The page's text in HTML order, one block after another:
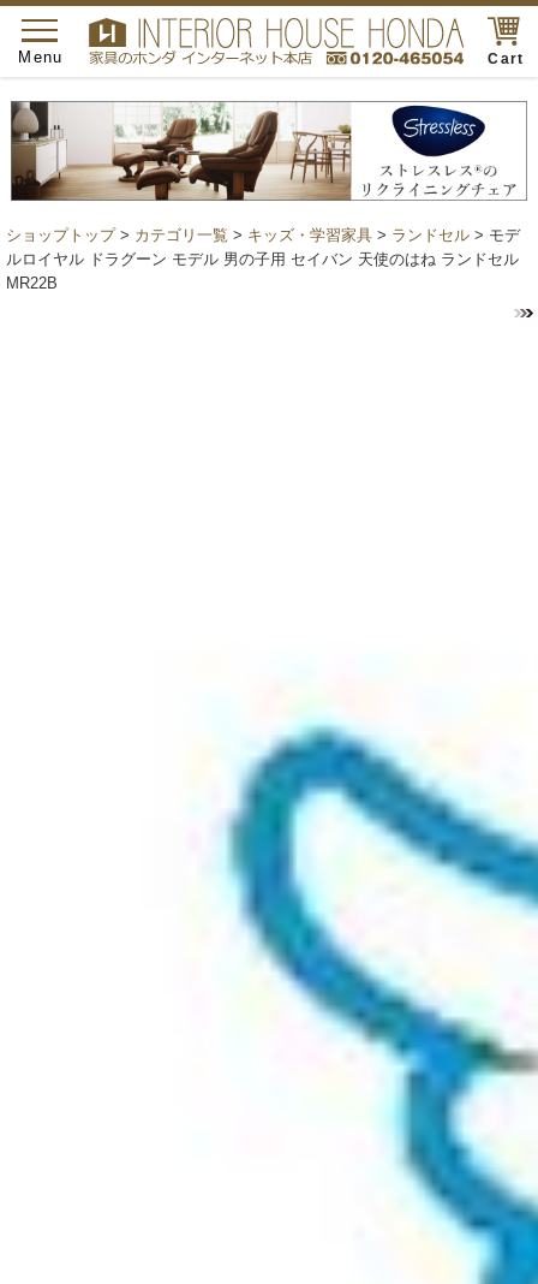
Cart
toggle
navigation
Menu
ショップトップ> カテゴリ一覧 > キッズ・学習家具 > ランドセル > モデ
ルロイヤル ドラグーン モデル 男の子用 セイバン 天使のはね ランドセル
MR22B